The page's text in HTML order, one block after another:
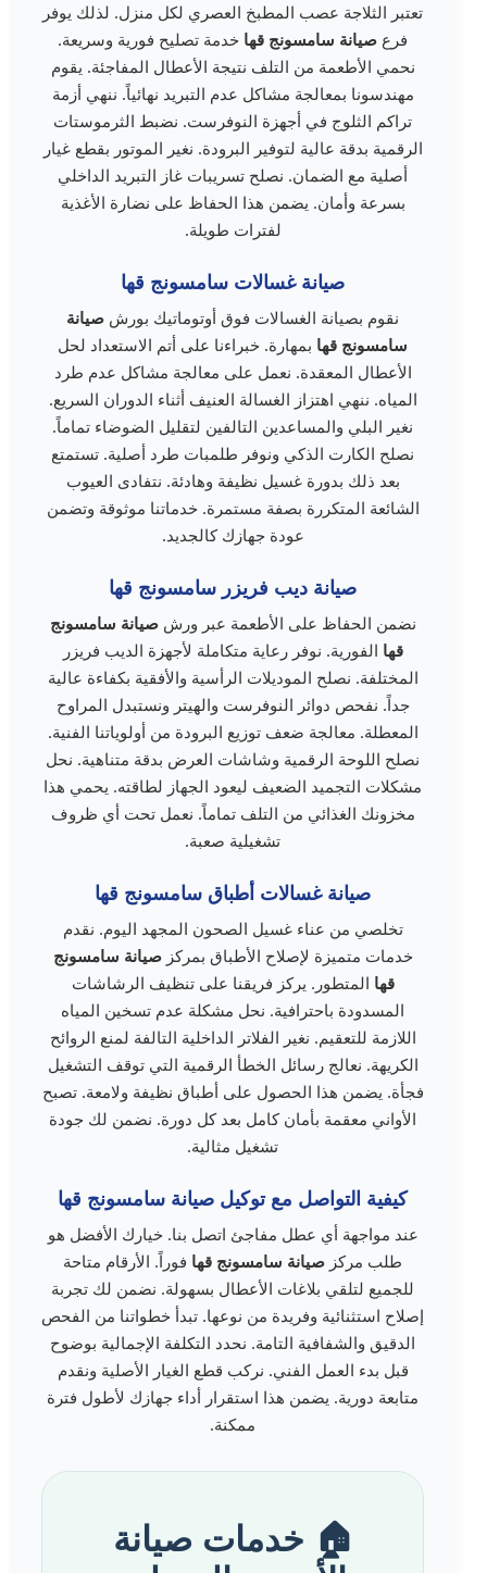
تعتبر الثلاجة عصب المطبخ العصري لكل منزل. لذلك يوفر
فرع صيانة سامسونج قها خدمة تصليح فورية وسريعة.
نحمي الأطعمة من التلف نتيجة الأعطال المفاجئة. يقوم
مهندسونا بمعالجة مشاكل عدم التبريد نهائياً. ننهي أزمة
تراكم الثلوج في أجهزة النوفرست. نضبط الثرموستات
الرقمية بدقة عالية لتوفير البرودة. نغير الموتور بقطع غيار
أصلية مع الضمان. نصلح تسريبات غاز التبريد الداخلي
بسرعة وأمان. يضمن هذا الحفاظ على نضارة الأغذية
لفترات طويلة.
صيانة غسالات سامسونج قها
نقوم بصيانة الغسالات فوق أوتوماتيك بورش صيانة
سامسونج قها بمهارة. خبراءنا على أتم الاستعداد لحل
الأعطال المعقدة. نعمل على معالجة مشاكل عدم طرد
المياه. ننهي اهتزاز الغسالة العنيف أثناء الدوران السريع.
نغير البلي والمساعدين التالفين لتقليل الضوضاء تماماً.
نصلح الكارت الذكي ونوفر طلمبات طرد أصلية. تستمتع
بعد ذلك بدورة غسيل نظيفة وهادئة. نتفادى العيوب
الشائعة المتكررة بصفة مستمرة. خدماتنا موثوقة وتضمن
عودة جهازك كالجديد.
صيانة ديب فريزر سامسونج قها
نضمن الحفاظ على الأطعمة عبر ورشصيانة سامسونج
قها الفورية. نوفر رعاية متكاملة لأجهزة الديب فريزر
المختلفة. نصلح الموديلات الرأسية والأفقية بكفاءة عالية
جداً. نفحص دوائر النوفرست والهيتر ونستبدل المراوح
المعطلة. معالجة ضعف توزيع البرودة من أولوياتنا الفنية.
نصلح اللوحة الرقمية وشاشات العرض بدقة متناهية. نحل
مشكلات التجميد الضعيف ليعود الجهاز لطاقته. يحمي هذا
مخزونك الغذائي من التلف تماماً. نعمل تحت أي ظروف
تشغيلية صعبة.
صيانة غسالات أطباق سامسونج قها
تخلصي من عناء غسيل الصحون المجهد اليوم. نقدم
خدمات متميزة لإصلاح الأطباق بمركزصيانة سامسونج
قها المتطور. يركز فريقنا على تنظيف الرشاشات
المسدودة باحترافية. نحل مشكلة عدم تسخين المياه
اللازمة للتعقيم. نغير الفلاتر الداخلية التالفة لمنع الروائح
الكريهة. نعالج رسائل الخطأ الرقمية التي توقف التشغيل
فجأة. يضمن هذا الحصول على أطباق نظيفة ولامعة. تصبح
الأواني معقمة بأمان كامل بعد كل دورة. نضمن لك جودة
تشغيل مثالية.
كيفية التواصل مع توكيل صيانة سامسونج قها
عند مواجهة أي عطل مفاجئ اتصل بنا. خيارك الأفضل هو
طلب مركز صيانة سامسونج قها فوراً. الأرقام متاحة
للجميع لتلقي بلاغات الأعطال بسهولة. نضمن لك تجربة
إصلاح استثنائية وفريدة من نوعها. تبدأ خطواتنا من الفحص
الدقيق والشفافية التامة. نحدد التكلفة الإجمالية بوضوح
قبل بدء العمل الفني. نركب قطع الغيار الأصلية ونقدم
متابعة دورية. يضمن هذا استقرار أداء جهازك لأطول فترة
ممكنة.
🏠 خدمات صيانة